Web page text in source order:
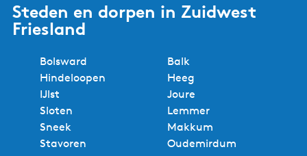
Steden en dorpen in Zuidwest
Friesland
Bolsward
Balk
Hindeloopen
Heeg
IJlst
Joure
Sloten
Lemmer
Sneek
Makkum
Stavoren
Oudemirdum